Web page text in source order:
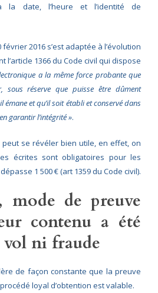
la date, l’heure et l’identité de
2016 s’est adaptée à l’évolution
1366 du Code civil qui dispose
a la même force probante que
sous réserve que puisse être dûment
et qu’il soit établi et conservé dans
garantir l’intégrité ».
se révéler bien utile, en effet, on
écrites sont obligatoires pour les
1 500 € (art 1359 du Code civil).
mode de preuve
contenu a été
vol ni fraude
de façon constante que la preuve
loyal d’obtention est valable.